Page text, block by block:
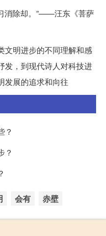
消除却。”——汪东《菩萨
文明进步的不同理解和感
发，到现代诗人对科技进
发展的追求和向往
？
？
会有 赤壁